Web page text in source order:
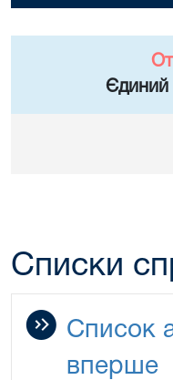
Єдиний
Списки
Список
вперше